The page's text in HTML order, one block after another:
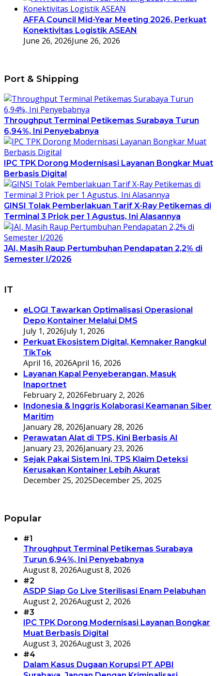
AFFA Council Mid-Year Meeting 2026, Perkuat
Konektivitas Logistik ASEAN
June 26, 2026June 26, 2026
Port & Shipping
Throughput Terminal Petikemas Surabaya Turun
6,94%, Ini Penyebabnya
IPC TPK Dorong Modernisasi Layanan Bongkar Muat
Berbasis Digital
GINSI Tolak Pemberlakuan Tarif X-Ray Petikemas di
Terminal 3 Priok per 1 Agustus, Ini Alasannya
JAI, Masih Raup Pertumbuhan Pendapatan 2,2% di
Semester I/2026
IT
eLOGI Tawarkan Optimalisasi Operasional
Depo Kontainer Melalui DMS
July 1, 2026July 1, 2026
Perkuat Ekosistem Digital, Kemnaker Rangkul
TikTok
April 16, 2026April 16, 2026
Layanan Kapal Penyeberangan, Masuk
Inaportnet
February 2, 2026February 2, 2026
Indonesia & Inggris Kolaborasi Keamanan Siber
Maritim
January 28, 2026January 28, 2026
Perawatan Alat di TPS, Kini Berbasis AI
January 23, 2026January 23, 2026
Sejak Pakai Sistem Ini, TPS Klaim Deteksi
Kerusakan Kontainer Lebih Akurat
December 25, 2025December 25, 2025
Popular
#1
Throughput Terminal Petikemas Surabaya
Turun 6,94%, Ini Penyebabnya
August 8, 2026August 8, 2026
#2
ASDP Siap Go Live Sterilisasi Enam Pelabuhan
August 2, 2026August 2, 2026
#3
IPC TPK Dorong Modernisasi Layanan Bongkar
Muat Berbasis Digital
August 3, 2026August 3, 2026
#4
Dalam Kasus Dugaan Korupsi PT APBI